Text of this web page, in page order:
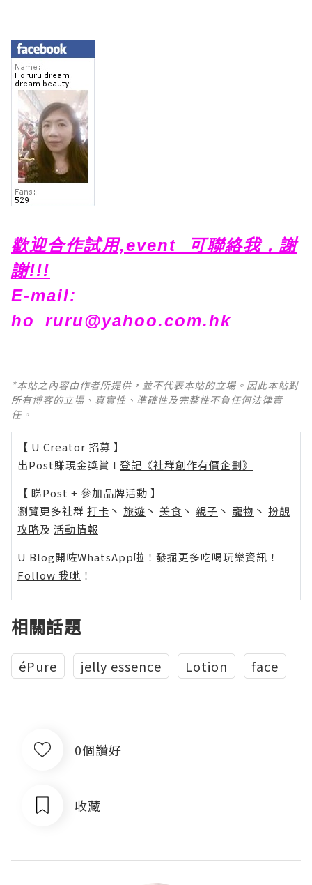
歡迎合作試用,event 可聯絡我，謝
謝!!!
E-mail:
ho_ruru@yahoo.com.hk
*本站之內容由作者所提供，並不代表本站的立場。因此本站對
所有博客的立場、真實性、準確性及完整性不負任何法律責
任。
【 U Creator 招募 】
出Post賺現金獎賞 l 登記《社群創作有價企劃》
【 睇Post + 參加品牌活動 】
瀏覽更多社群 打卡 丶 旅遊 丶 美食 丶 親子 丶 寵物 丶 扮靚
攻略及 活動情報
U Blog開咗WhatsApp啦！發掘更多吃喝玩樂資訊！
Follow 我哋 ！
相關話題
éPure jelly essence Lotion face
0個讚好
收藏